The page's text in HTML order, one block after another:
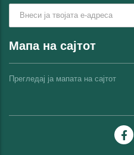
Мапа на сајтот
Прегледај ја мапата на сајтот